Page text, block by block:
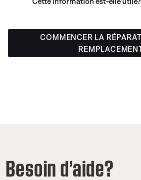
COMMENCER LA
Besoin d’aide?